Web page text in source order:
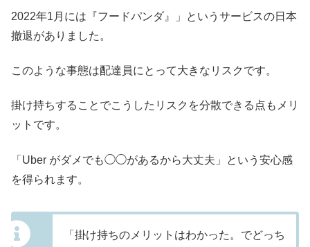
2022年1月には『フードパンダ』」というサービスの日本
撤退がありました。
このような事態は配達員にとって大きなリスクです。
掛け持ちすることでこうしたリスクを分散できる点もメリ
ットです。
「Uber がダメでも◯◯があるから大丈夫」という安心感
を得られます。
「掛け持ちのメリットはわかった。でどっち